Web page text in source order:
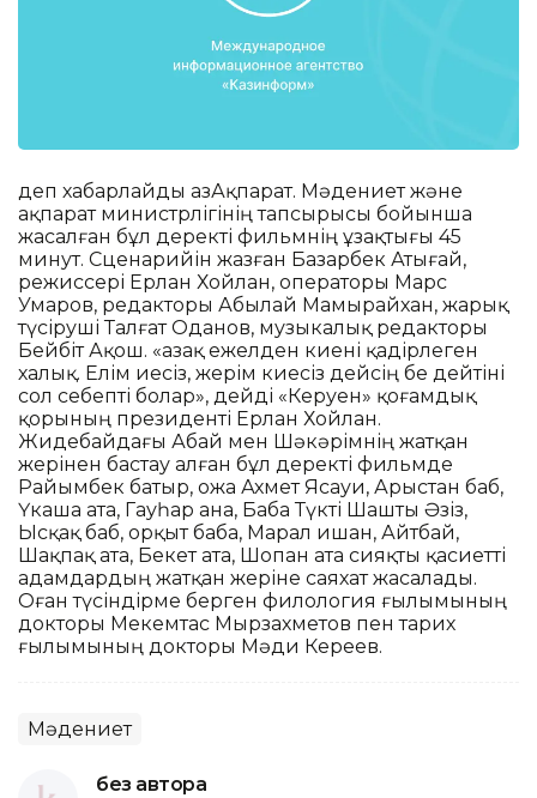
деп хабарлайды ҚазАқпарат. Мәдениет және
ақпарат министрлігінің тапсырысы бойынша
жасалған бұл деректі фильмнің ұзақтығы 45
минут. Сценарийін жазған Базарбек Атығай,
режиссері Ерлан Хойлан, операторы Марс
Умаров, редакторы Абылай Мамырайхан, жарық
түсіруші Талғат Оданов, музыкалық редакторы
Бейбіт Ақош. «Қазақ ежелден киені қадірлеген
халық. Елім иесіз, жерім киесіз дейсің бе дейтіні
сол себепті болар», дейді «Керуен» қоғамдық
қорының президенті Ерлан Хойлан.
Жидебайдағы Абай мен Шәкәрімнің жатқан
жерінен бастау алған бұл деректі фильмде
Райымбек батыр, Қожа Ахмет Ясауи, Арыстан баб,
Үкаша ата, Гауһар ана, Баба Түкті Шашты Әзіз,
Ысқақ баб, Қорқыт баба, Марал ишан, Айтбай,
Шақпақ ата, Бекет ата, Шопан ата сияқты қасиетті
адамдардың жатқан жеріне саяхат жасалады.
Оған түсіндірме берген филология ғылымының
докторы Мекемтас Мырзахметов пен тарих
ғылымының докторы Мәди Кереев.
Мәдениет
без автора